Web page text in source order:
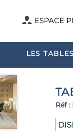
ESPACE
LES
Réf :